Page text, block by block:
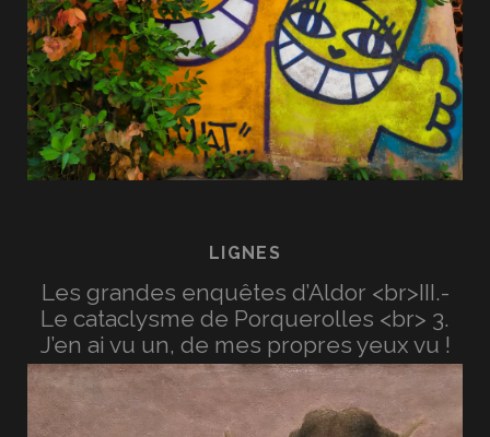
LIGNES
Les grandes enquêtes d’Aldor <br>III.-
Le cataclysme de Porquerolles <br> 3.
J’en ai vu un, de mes propres yeux vu !